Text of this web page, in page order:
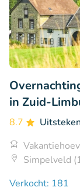
in Zuid-
8.7
Simpelveld
Verkocht: 181